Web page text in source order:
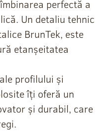
perfectă a
Un detaliu tehnic
BrunTek, este
etanșeitatea
profilului și
îți oferă un
și durabil, care